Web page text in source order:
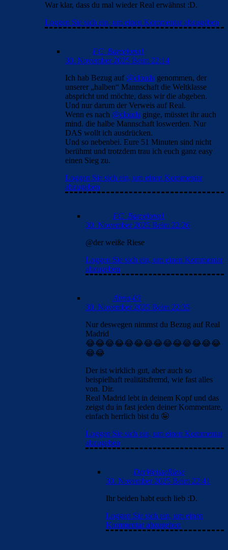
mind. die halbe Mannschaft loswerden. Nur
Und so nebenbei. Eure 51 Minuten sind nicht
Loggen Sie sich ein, um einen Kommentar
FC_Barcelona1
30. November 2025 Beim 22:26
@der weiße Riese
Loggen Sie sich ein, um einen Kommentar
abzugeben
Alma-03 30. November 2025 Beim 22:35
Nur deswegen nimmst du Bezug auf Real
😂😂😂😂😂😂😂😂😂😂😂😂😂😂
😂😂
beispielhaft realitätsfremd, wie fast alles
von. Dir.
zeigst du in fast jeden deiner Kommentare,
Loggen Sie sich ein, um einen Kommentar
abzugeben
30. November 2025 Beim 22:41
Loggen Sie sich ein, um einen
Kommentar abzugeben
22:47
Lieber, keine Liebe und auch
absolut kein Hass.
Er als Person ist mit völlig
mich einige seiner
recht verdutzt zurück lassen.
lustig, wenn auch unfreiwillig.
Loggen Sie sich ein, um einen
Kommentar abzugeben
30. November 2025
Beim 22:56